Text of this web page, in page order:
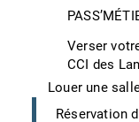
Verser
CCI des
Louer une
Réservation
PRE-REQUIS :
Aucun